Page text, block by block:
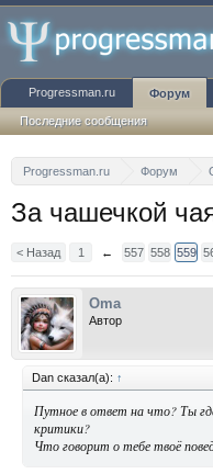
Progressman.ru Форум
За чашечкой
< Назад 1 ← 557 558 559
Oma
Автор
Dan сказал(а): ↑
Путное в ответ на что? Ты
критики?
Что говорит о тебе твоё
Progressman.ru Форум
Последние сообщения